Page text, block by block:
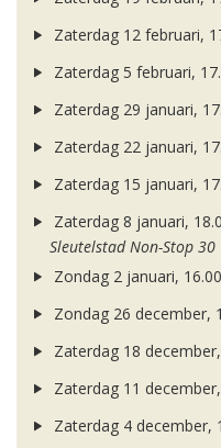
Zaterdag 12 februari,
Zaterdag 5 februari,
Zaterdag 29 januari,
Zaterdag 22 januari,
Zaterdag 15 januari,
Zaterdag 8 januari,
Sleutelstad Non-Stop 30
Zondag 2 januari,
Zondag 26 december,
Zaterdag 18
Zaterdag 11
Zaterdag 4 december,